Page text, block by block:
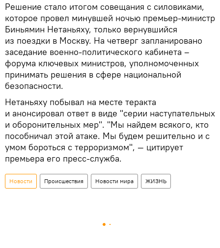
Решение стало итогом совещания с силовиками,
которое провел минувшей ночью премьер-министр
Биньямин Нетаньяху, только вернувшийся
из поездки в Москву. На четверг запланировано
заседание военно-политического кабинета –
форума ключевых министров, уполномоченных
принимать решения в сфере национальной
безопасности.
Нетаньяху побывал на месте теракта
и анонсировал ответ в виде "серии наступательных
и оборонительных мер". "Мы найдем всякого, кто
пособничал этой атаке. Мы будем решительно и с
умом бороться с терроризмом", — цитирует
премьера его пресс-служба.
Новости Происшествия Новости мира ЖИЗНЬ